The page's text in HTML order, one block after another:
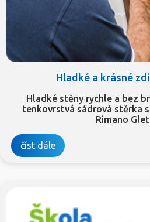
Hladké a krásné
Hladké stěny rychle a bez
tenkovrstvá sádrová stěrka
Rimano
číst dále